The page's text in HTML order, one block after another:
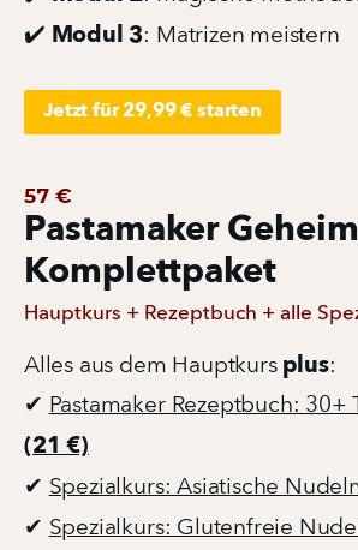
✔️ Modul 3: Matrizen meistern
Jetzt für 29,99 € starten
57 €
Pastamaker
Komplettpaket
Hauptkurs + Rezeptbuch + alle
Alles aus dem Hauptkurs plus:
✔
(21 €)
✔ Spezialkurs: Asiatische
✔ Spezialkurs: Glutenfreie